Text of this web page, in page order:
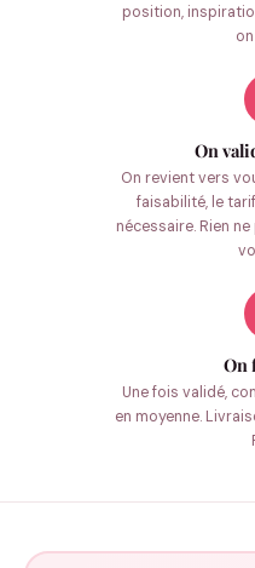
position,
On
On revient vers
faisabilité, le
nécessaire. Rien
On
Une fois validé,
en moyenne.